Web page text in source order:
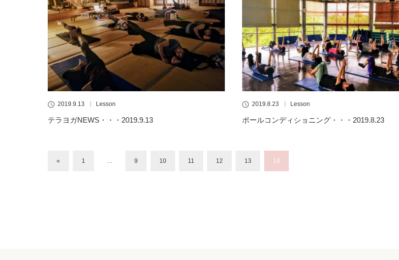
2019.9.13 Lesson
テラヨガNEWS・・・2019.9.13
2019.8.23 Lesson
ポールコンディショニング・・・2019.8.23
« 1 … 9 10 11 12 13 14